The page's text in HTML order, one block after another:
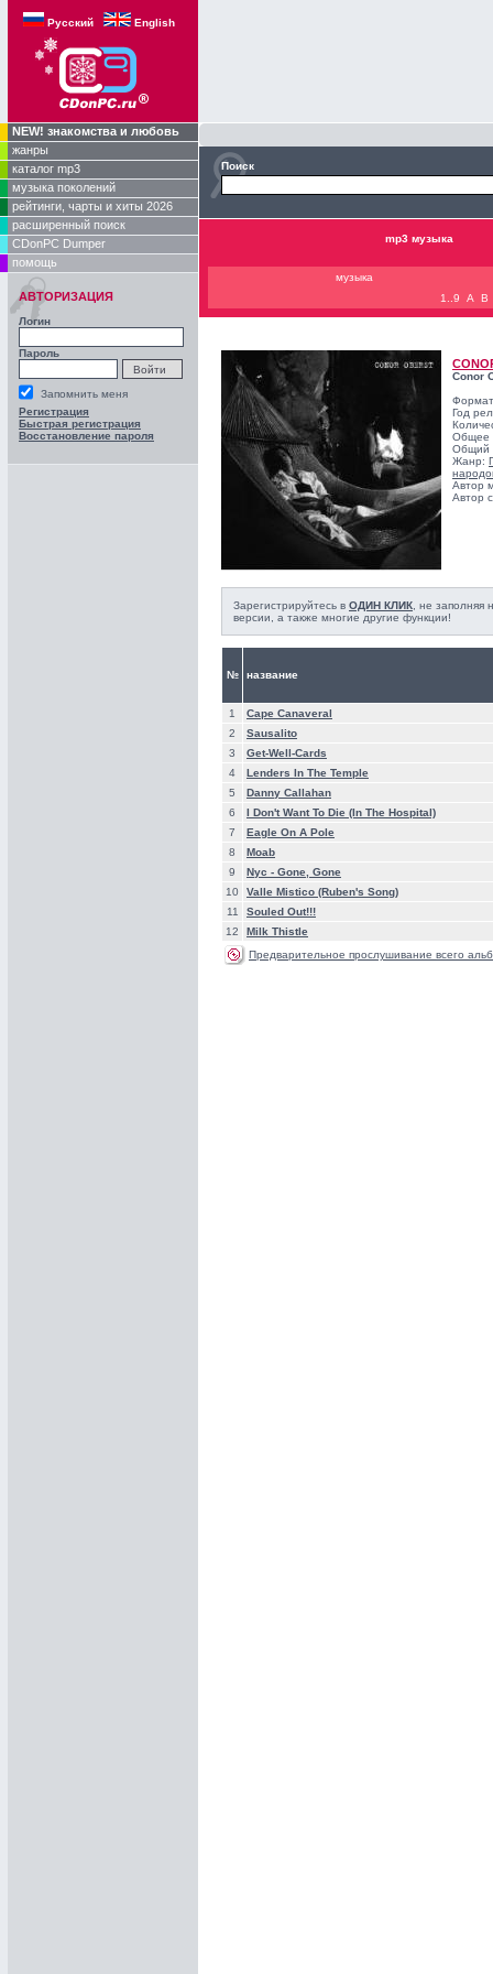
Русский English
NEW! знакомства и любовь
жанры
каталог mp3
музыка поколений
рейтинги, чарты и хиты 2026
расширенный поиск
CDonPC Dumper
помощь
АВТОРИЗАЦИЯ
Логин
Пароль
Запомнить меня
Регистрация
Быстрая регистрация
Восстановление пароля
Поиск
mp3 музыка
музыка
1..9
A B
Conor
Год
Общее
Общий
Жанр:
Автор
Автор
Зарегистрируйтесь в ОДИН КЛИК , не
версии, а также многие другие функции!
№ название
1
Cape Canaveral
2
Sausalito
3
Get-Well-Cards
4
Lenders In The Temple
5
Danny Callahan
6
I Don't Want To Die (In The Hospital)
7
Eagle On A Pole
8
Moab
9
Nyc - Gone, Gone
10
Valle Mistico (Ruben's Song)
11
Souled Out!!!
12
Milk Thistle
Предварительное прослушивание всего